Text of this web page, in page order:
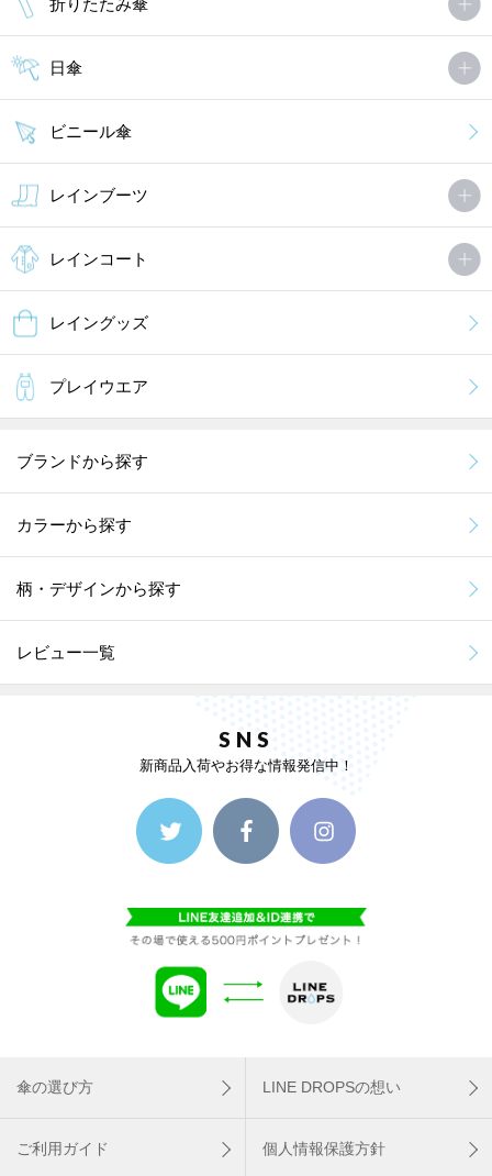
折りたたみ傘
日傘
ビニール傘
レインブーツ
レインコート
レイングッズ
プレイウエア
ブランドから探す
カラーから探す
柄・デザインから探す
レビュー一覧
SNS
新商品入荷やお得な情報発信中！
傘の選び方 LINE DROPSの想い
ご利用ガイド 個人情報保護方針